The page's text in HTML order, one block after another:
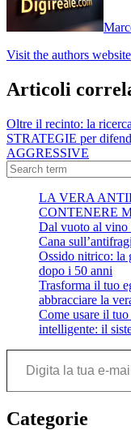
Visit the authors website
Articoli
Oltre il recinto: la
STRATEGIE per
AGGRESSIVE
LA VERA
CONTENERE
Dal vuoto al vino
Cana
Ossido nitrico: la
dopo i 50 anni
Trasforma il tuo
abbracciare la
Come usare il
intelligente: il
Digita la tua e-mail...
Categorie